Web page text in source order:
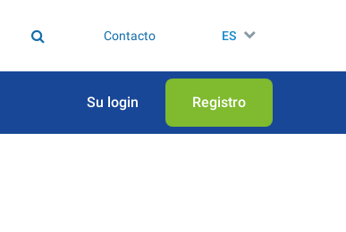
Contacto ES
Su login Registro